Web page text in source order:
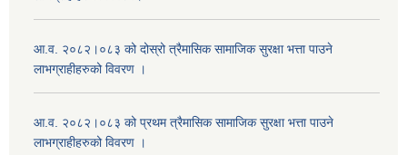
आ.व. २०८२।०८३ को दोस्रो त्रैमासिक सामाजिक सुरक्षा भत्ता पाउने
लाभग्राहीहरुको विवरण ।
आ.व. २०८२।०८३ को प्रथम त्रैमासिक सामाजिक सुरक्षा भत्ता पाउने
लाभग्राहीहरुको विवरण ।